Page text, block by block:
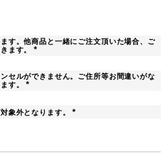
す。他商品と一緒にご注文頂いた場合、ご
きます。
須
)
セルができません。ご住所等お間違いがな
ます。
)
象外となります。